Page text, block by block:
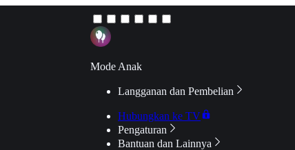
Mode Anak
Langganan dan Pembelian
Hubungkan ke TV
Pengaturan
Bantuan dan Lainnya